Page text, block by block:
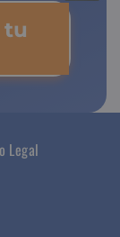
tu
Legal